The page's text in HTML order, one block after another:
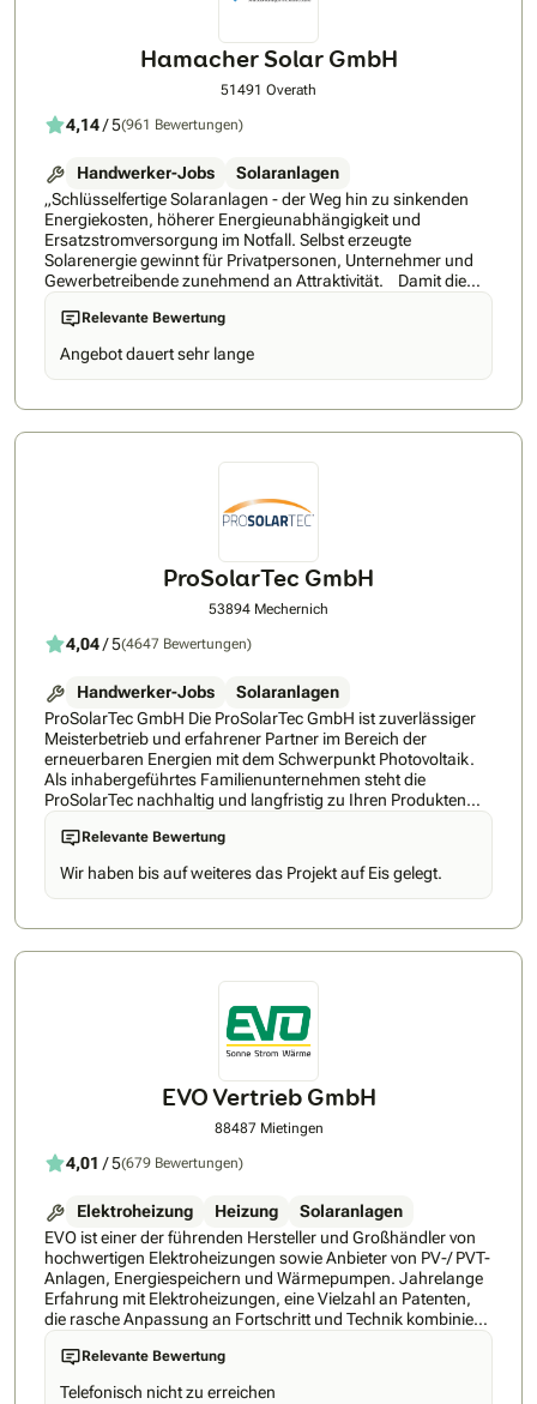
wie Viessmann, Bosch Smart Home, Shelly, tado und vielen
durch geprüfte Meisterbetriebe aus Ihrer Region ✅
Energiemanagement-App - Mit der abgestimmten Lösung
wird Ihre Hardware sicher und einfach über eine App
Wartung und Service inklusive tink hat mit ihren Lösungen für
über 2 Millionen zufriedene Kund*innen überzeugt. Dieses
Fundament macht tink.energy zu einem verlässlichen Partner
für Ihre persönliche Energiewende – mit Erfahrung,
etablierten Marken und einem klaren Fokus auf nachhaltige
Lösungen. Nächster Schritt: Ihren Termin können Sie bequem
online über tinkenergy.de buchen – inkl. Ersparnispotenzial in
nur 2 Minuten.
Hamacher Solar GmbH
51491 Overath
4,14/ 5(961 Bewertungen)
Handwerker-Jobs
Solaranlagen
„Schlüsselfertige Solaranlagen - der Weg hin zu sinkenden
Energiekosten, höherer Energieunabhängigkeit und
Ersatzstromversorgung im Notfall. Selbst erzeugte
Solarenergie gewinnt für Privatpersonen, Unternehmer und
Gewerbetreibende zunehmend an Attraktivität. Damit die
Photovoltaikanlage zur ökonomisch sinnvollen Investition
wird, legt das Team der Hamacher GmbH größten Wert auf
Beratung, Qualität und Service. Das Ergebnis: Lange
Lebensdauer und hoher Ertrag bei einem individuell
optimalen Verhältnis von Amortisation und Autarkie. Mit
Hersteller, eine detaillierte 3D-Planung mit
Anmeldung beim Energieversorger. Und auch im Anschluss
stehen wir unseren Kunden bei Fragen jederzeit gerne zur
maximalen Komfort. Der Kunde erhält eine schlüsselfertige
Anlage zum Festpreis – alle bürokratischen Notwendigkeiten
Relevante Bewertung
Angebot dauert sehr lange
ProSolarTec GmbH
53894 Mechernich
4,04/ 5(4647 Bewertungen)
Handwerker-Jobs
Solaranlagen
ProSolarTec GmbH Die ProSolarTec GmbH ist zuverlässiger
Meisterbetrieb und erfahrener Partner im Bereich der
erneuerbaren Energien mit dem Schwerpunkt Photovoltaik.
Als inhabergeführtes Familienunternehmen steht die
ProSolarTec nachhaltig und langfristig zu Ihren Produkten
und Leistungen. Mit der Erfahrung aus über 16 Jahren und
mehr als 6.500 gebauten Anlagen hat sich die ProSolarTec
zum führenden, regionalen Anbieter in Nordrhein-Westfalen
und Rheinland-Pfalz mit über 100 Mitarbeitern entwickelt.
Durch Niederlassungen in Mechernich, Bonn und Langenfeld
ganzheitliche Lösungen für Ihre individuellen Bedürfnisse
bieten zu können: Neben der Speicherung der
selbsterzeugten Energie bietet die ProSolarTec so
beispielweise auch Lösungen zur Ladeinfrastruktur und
Ihre Kunden im Blick hat. Mit der Tochtergesellschaft
ProSolarCell GmbH sind zuletzt auch eigene
Photovoltaikmodule in das Produkt-Angebot aufgenommen
nach Qualität, Sicherheit sowie des optimalen Brandschutzes
Sie umfassend bei der Anschaffung einer Photovoltaikanlage,
bieten Vor-Ort-Service, schnelle Reaktionszeiten und kurze
Wege. Alle Produkte und Leistungen im Überblick: •
umfassende Beratung • professionelle Planung • Montage
nur mit eigenem Personal • Installation und Inbetriebnahme •
Module: monokristalline PERC Module monokristalline HJT
Module • Anlagen bis 10 kWp • Anlagen über 10 kWp •
Freilandanlagen
Relevante Bewertung
Wir haben bis auf weiteres das Projekt auf Eis gelegt.
EVO Vertrieb GmbH
88487 Mietingen
4,01 / 5(679 Bewertungen)
Elektroheizung Heizung
Solaranlagen
EVO ist einer der führenden Hersteller und Großhändler von
hochwertigen Elektroheizungen sowie Anbieter von PV-/ PVT-
Anlagen, Energiespeichern und Wärmepumpen. Jahrelange
Erfahrung mit Elektroheizungen, eine Vielzahl an Patenten,
die rasche Anpassung an Fortschritt und Technik kombiniert
mit der optimalen Betreuung der Kunden, haben EVO zu
einem der Marktführer gemacht. • EVO gibt auf alle
Heizkörper 30 Jahre Garantie. Dies zeichnet die hohe Qualität
Relevante Bewertung
Telefonisch nicht zu erreichen